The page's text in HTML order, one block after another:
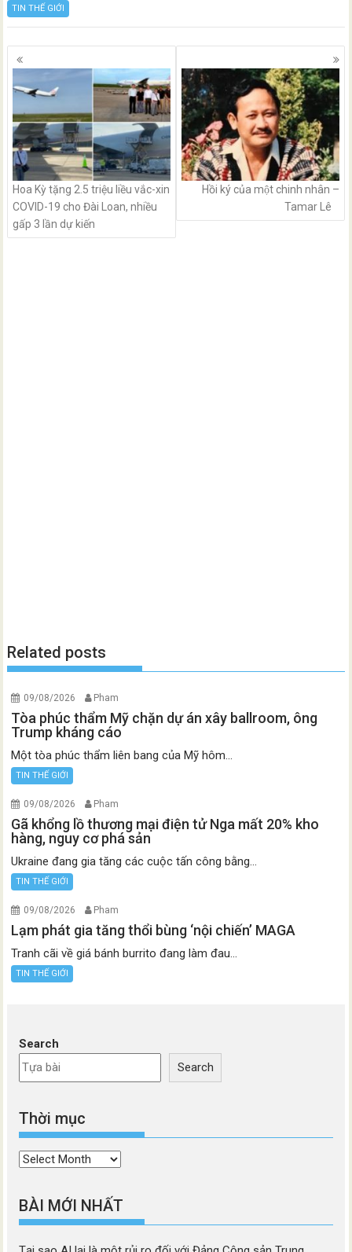
TIN THẾ GIỚI
Posts
navigation
Hoa Kỳ tặng 2.5 triệu liều vắc-xin
COVID-19 cho Đài Loan, nhiều
gấp 3 lần dự kiến
Hồi ký của một chinh nhân –
Tamar Lê
Related posts
09/08/2026 Pham
Tòa phúc thẩm Mỹ chặn dự án xây ballroom, ông
Trump kháng cáo
Một tòa phúc thẩm liên bang của Mỹ hôm...
TIN THẾ GIỚI
09/08/2026 Pham
Gã khổng lồ thương mại điện tử Nga mất 20% kho
hàng, nguy cơ phá sản
Ukraine đang gia tăng các cuộc tấn công bằng...
TIN THẾ GIỚI
09/08/2026 Pham
Lạm phát gia tăng thổi bùng ‘nội chiến’ MAGA
Tranh cãi về giá bánh burrito đang làm đau...
TIN THẾ GIỚI
Search
Search
Thời mục
Thời
BÀI MỚI NHẤT